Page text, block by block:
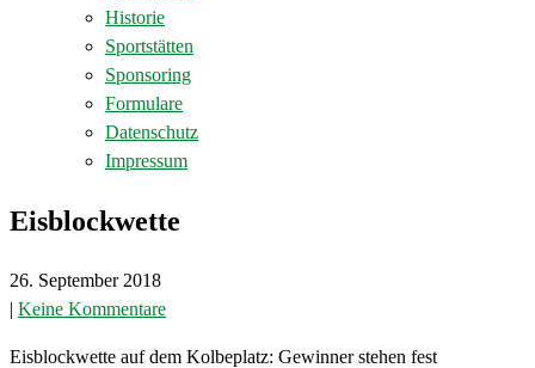
Historie
Sportstätten
Sponsoring
Formulare
Datenschutz
Impressum
Eisblockwette
26. September 2018
| Keine Kommentare
Eisblockwette auf dem Kolbeplatz: Gewinner stehen fest